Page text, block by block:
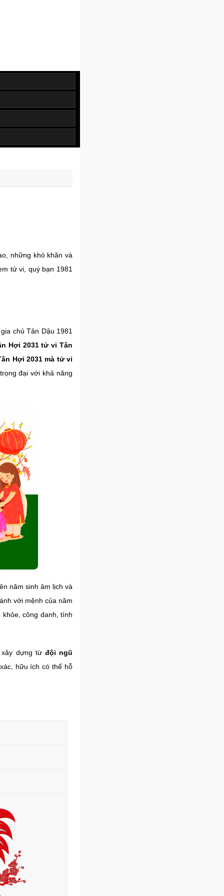
những khó khăn và
tử vi, quý bạn 1981
chủ Tân Dậu 1981
Hợi 2031 tử vi Tân
Hợi 2031 mà tử vi
đại với khả năng
năm sinh âm lịch và
với mệnh của năm
công danh, tình
dựng từ đội ngũ
hữu ích có thể hỗ